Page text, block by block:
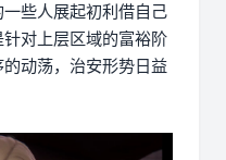
些人展起初利借自己
对上层区域的富裕阶
动荡，治安形势日益